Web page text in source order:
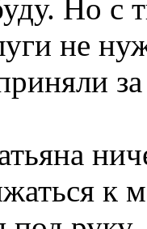
Но с
не
к